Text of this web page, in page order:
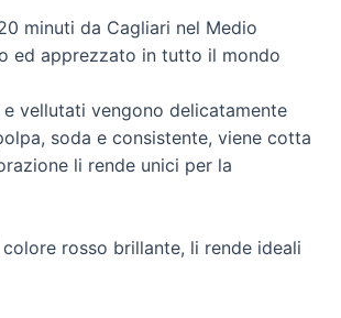
minuti da Cagliari nel Medio
ed apprezzato in tutto il mondo
vellutati vengono delicatamente
soda e consistente, viene cotta
li rende unici per la
rosso brillante, li rende ideali